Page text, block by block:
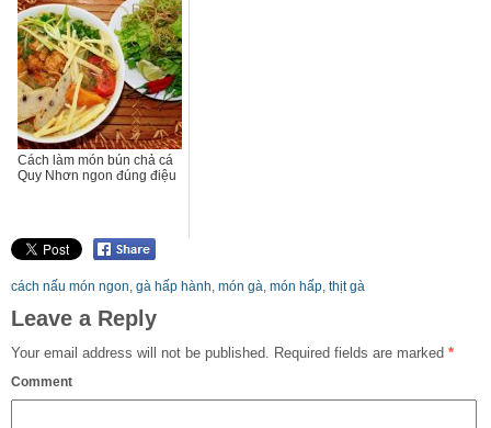
Cách làm món bún chả cá
Quy Nhơn ngon đúng điệu
cách nấu món ngon, gà hấp hành, món gà, món hấp, thịt gà
Leave a Reply
Your email address will not be published. Required fields are marked *
Comment